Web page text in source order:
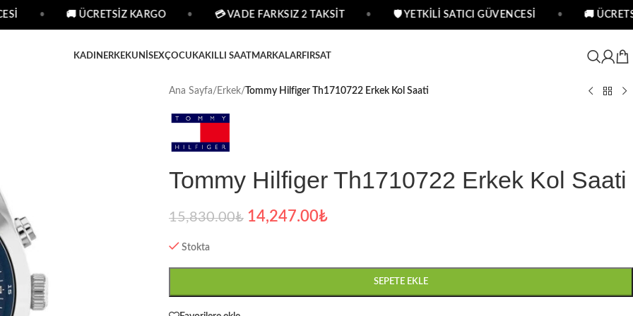
🚚 ÜCRETSİZ KARGO 💳 VADE FARKSIZ 2 TAKSİT 🛡 YETKİLİ SATICI GÜVENCESİ 🚚
KADIN ERKEKUNISEXÇOCUKAKILLI SAATMARKALARFIRSAT
Ana Sayfa/ Erkek/ Tommy Hilfiger Th1710722 Erkek Kol Saati
Tommy Hilfiger Th1710722 Erkek Kol Saati
15,830.00₺ 14,247.00₺
Stokta
SEPETE EKLE